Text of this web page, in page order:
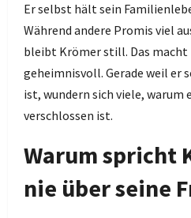
Er selbst hält sein
Während andere Promis viel
bleibt Krömer still. Das macht
geheimnisvoll. Gerade weil er
ist, wundern sich viele, warum
verschlossen ist.
Warum spricht
nie über seine